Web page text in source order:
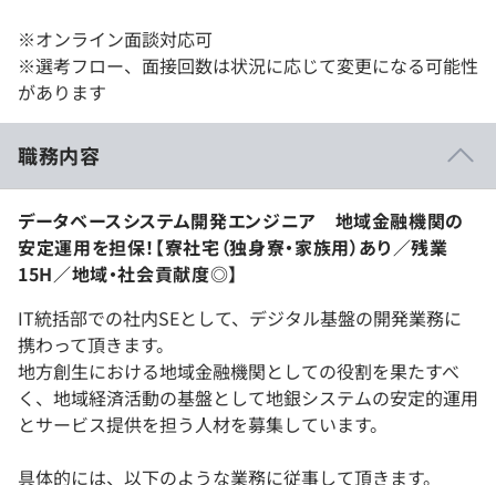
※オンライン面談対応可
※選考フロー、面接回数は状況に応じて変更になる可能性
があります
職務内容
データベースシステム開発エンジニア 地域金融機関の
安定運用を担保！【寮社宅（独身寮・家族用）あり／残業
15H／地域・社会貢献度◎】
IT統括部での社内SEとして、デジタル基盤の開発業務に
携わって頂きます。
地方創生における地域金融機関としての役割を果たすべ
く、地域経済活動の基盤として地銀システムの安定的運用
とサービス提供を担う人材を募集しています。
具体的には、以下のような業務に従事して頂きます。